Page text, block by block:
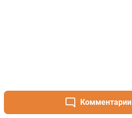
Комментарии